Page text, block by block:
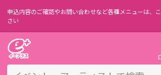
申込内容のご確認やお問い合わせなど各種メニューは、
さい